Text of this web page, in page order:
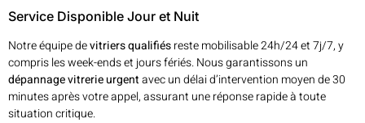
Service Disponible Jour et Nuit
Notre équipe devitriers qualifiésreste mobilisable 24h/24 et 7j/7, y
compris les week-ends et jours fériés. Nous garantissons un
dépannage vitrerie urgentavec un délai d’intervention moyen de 30
minutes après votre appel, assurant une réponse rapide à toute
situation critique.